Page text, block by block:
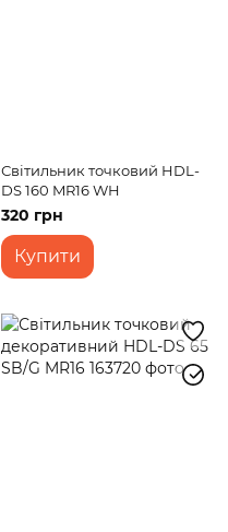
Світильник точковий HDL-
DS 160 MR16 WH
320 грн
Купити